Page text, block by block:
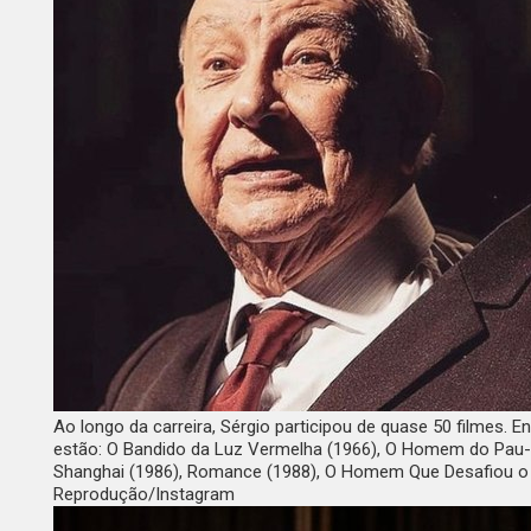
Ao longo da carreira, Sérgio participou de quase 50 filmes.
estão: O Bandido da Luz Vermelha (1966), O Homem do
Shanghai (1986), Romance (1988), O Homem Que Desafiou
Reprodução/Instagram